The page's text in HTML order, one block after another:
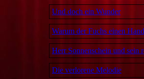
Und doch ein Wunder
Warum der Fuchs einen
Herr Sonnenschein und sein
Die verlorene Melodie